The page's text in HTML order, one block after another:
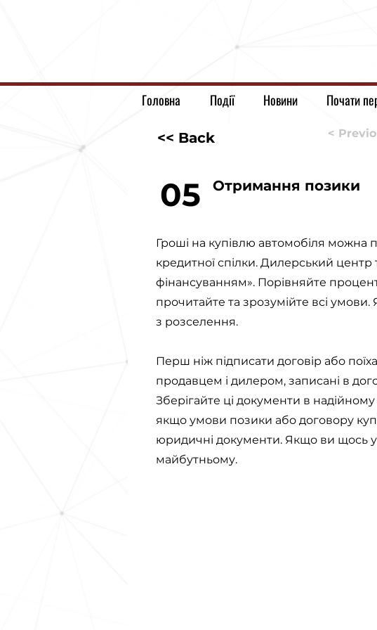
Головна Події Новини Почати
<< Back <
05 Отримання позики
Гроші на купівлю автомобіля можна
кредитної спілки. Дилерський
фінансуванням». Порівняйте
прочитайте та зрозумійте всі
з розселення.
Перш ніж підписати договір або
продавцем і дилером, записані в
Зберігайте ці документи в
якщо умови позики або договору
юридичні документи. Якщо ви щось
майбутньому.